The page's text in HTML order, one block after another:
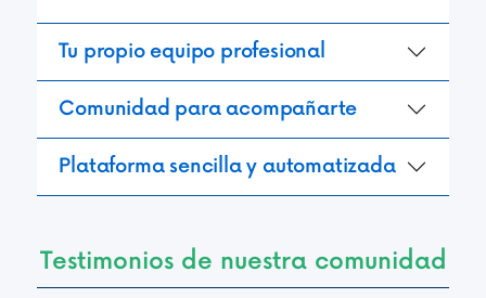
Tu propio equipo profesional
Comunidad para acompañarte
Plataforma sencilla y automatizada
Testimonios de nuestra comunidad